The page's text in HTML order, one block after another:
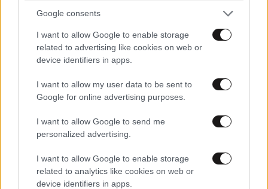
Google consents
I want to allow Google to enable storage
related to advertising like cookies on web or
device identifiers in apps.
I want to allow my user data to be sent to
Google for online advertising purposes.
I want to allow Google to send me
personalized advertising.
I want to allow Google to enable storage
related to analytics like cookies on web or
device identifiers in apps.
Άλκηστις Π 09·06·2026 17:18